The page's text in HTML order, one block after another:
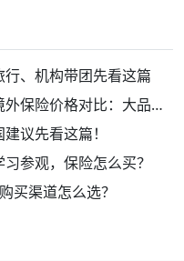
、机构带团先看这篇
出国旅游保险怎么买？三款热门境外保险价格对比：大品牌！保障好！
议先看这篇！
参观，保险怎么买？
买渠道怎么选？